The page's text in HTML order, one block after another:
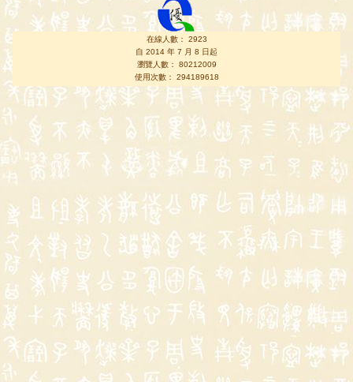
在線人數： 2923
自 2014 年 7 月 8 日起
瀏覽人數： 80212009
使用次數： 294189618